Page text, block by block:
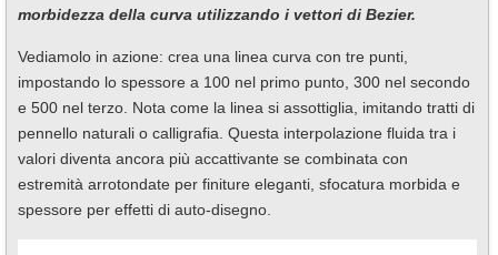
morbidezza della curva utilizzando i vettori di Bezier.
Vediamolo in azione: crea una linea curva con tre punti,
impostando lo spessore a 100 nel primo punto, 300 nel secondo
e 500 nel terzo. Nota come la linea si assottiglia, imitando tratti di
pennello naturali o calligrafia. Questa interpolazione fluida tra i
valori diventa ancora più accattivante se combinata con
estremità arrotondate per finiture eleganti, sfocatura morbida e
spessore per effetti di auto-disegno.